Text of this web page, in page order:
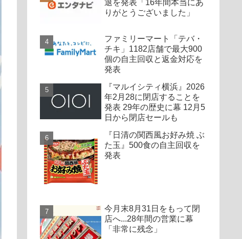
退を発表「16年間本当にあ
りがとうございました」
ファミリーマート「テバ・
チキ」1182店舗で最大900
個の自主回収と返金対応を
発表
『マルイシティ横浜』2026
年2月28に閉店することを
発表 29年の歴史に幕 12月5
日から閉店セールも
『日清の関西風お好み焼 ぶ
た玉』500食の自主回収を
発表
今月末8月31日をもって閉
店へ...28年間の営業に幕
「非常に残念」